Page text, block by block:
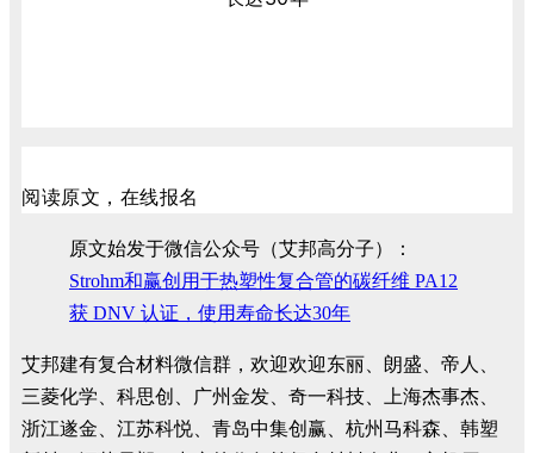
阅读原文，在线报名
原文始发于微信公众号（艾邦高分子）：
Strohm和赢创用于热塑性复合管的碳纤维 PA12
获 DNV 认证，使用寿命长达30年
艾邦建有复合材料微信群，欢迎欢迎东丽、朗盛、帝人、
三菱化学、科思创、广州金发、奇一科技、上海杰事杰、
浙江遂金、江苏科悦、青岛中集创赢、杭州马科森、韩塑